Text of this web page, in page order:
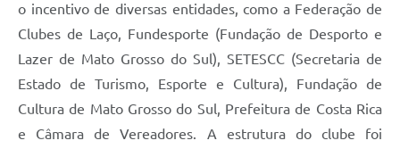
o incentivo de diversas entidades, como a Federação de
Clubes de Laço, Fundesporte (Fundação de Desporto e
Lazer de Mato Grosso do Sul), SETESCC (Secretaria de
Estado de Turismo, Esporte e Cultura), Fundação de
Cultura de Mato Grosso do Sul, Prefeitura de Costa Rica
e Câmara de Vereadores. A estrutura do clube foi